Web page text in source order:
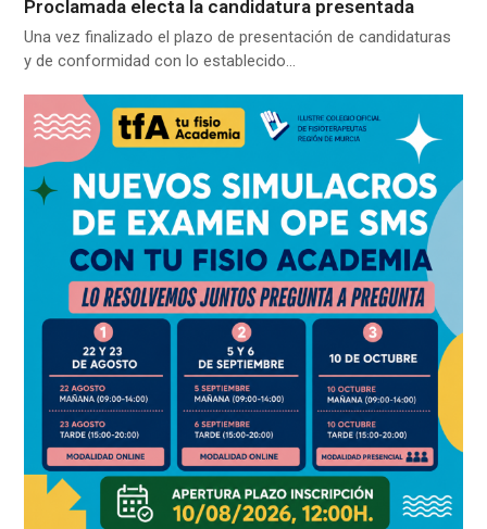
Proclamada electa la candidatura presentada
Una vez finalizado el plazo de presentación de candidaturas
y de conformidad con lo establecido…